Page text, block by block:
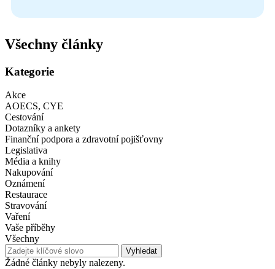
Všechny články
Kategorie
Akce
AOECS, CYE
Cestování
Dotazníky a ankety
Finanční podpora a zdravotní pojišťovny
Legislativa
Média a knihy
Nakupování
Oznámení
Restaurace
Stravování
Vaření
Vaše příběhy
Všechny
Vyhledat
Žádné články nebyly nalezeny.